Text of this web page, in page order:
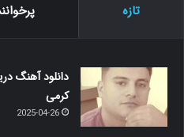
تازه
دانلود آهنگ
کرمی
2025-04-26